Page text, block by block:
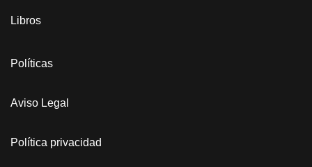
Libros
Políticas
Aviso Legal
Política privacidad